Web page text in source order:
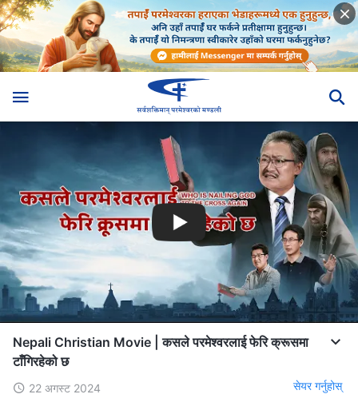
Nepali Christian Movie | कसले परमेश्‍वरलाई फेरि क्रूसमा
टाँगिरहेको छ
22 अगस्ट 2024 सेयर गर्नुहोस्